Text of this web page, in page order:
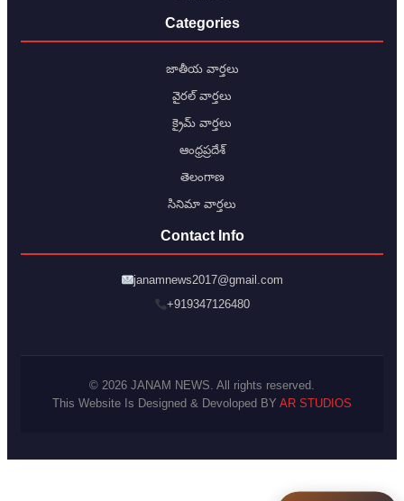
Categories
జాతీయ వార్తలు
వైరల్ వార్తలు
క్రైమ్ వార్తలు
ఆంధ్రప్రదేశ్
తెలంగాణ
సినిమా వార్తలు
Contact Info
janamnews2017@gmail.com
+919347126480
© 2026 JANAM NEWS. All rights reserved.
This Website Is Designed & Devoloped BY AR STUDIOS